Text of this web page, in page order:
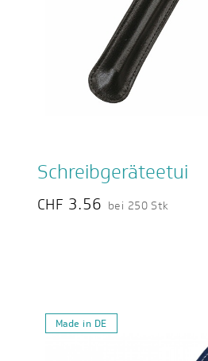
Schreibgeräteetui
CHF 3.56 bei 250 Stk
Made in DE